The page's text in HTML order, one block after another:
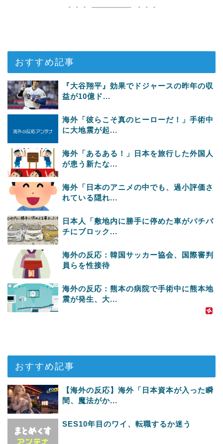
おすすめ記事
『大谷翔平』効果でドジャースの昨年の収
益が10億ド...
海外「彼らこそ真のヒーローだ！」手術中
に大地震が起...
海外「あるある！」日本を旅行した外国人
が患う新たな...
海外「日本のアニメの中でも、過小評価さ
れている隠れ...
日本人「敷地内に勝手に停めた車がバチバ
チにブロック...
海外の反応：韓国サッカー協会、国際審判
員らを性接待
海外の反応：熊本の病院で手術中に熊本地
震が発生、大...
おすすめ記事
【海外の反応】海外「日本資本が入った瞬
間、魔法がか...
SES10年目のワイ、転職するか迷う